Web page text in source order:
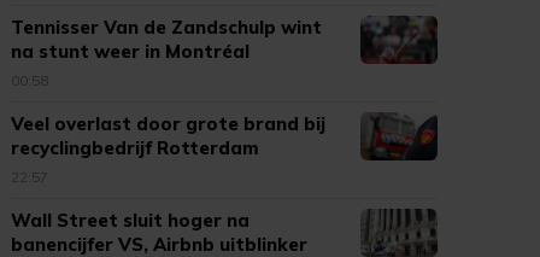
Tennisser Van de Zandschulp wint
na stunt weer in Montréal
00:58
Veel overlast door grote brand bij
recyclingbedrijf Rotterdam
22:57
Wall Street sluit hoger na
banencijfer VS, Airbnb uitblinker